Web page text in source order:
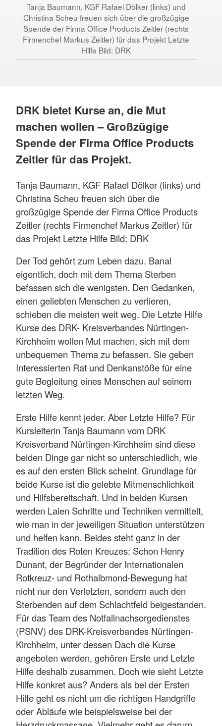
Tanja Baumann, KGF Rafael Dölker (links) und
Christina Scheu freuen sich über die großzügige
Spende der Firma Office Products Zeitler (rechts
Firmenchef Markus Zeitler) für das Projekt Letzte
Hilfe Bild: DRK
DRK bietet Kurse an, die Mut
machen wollen – Großzügige
Spende der Firma Office Products
Zeitler für das Projekt.
Tanja Baumann, KGF Rafael Dölker (links) und
Christina Scheu freuen sich über die
großzügige Spende der Firma Office Products
Zeitler (rechts Firmenchef Markus Zeitler) für
das Projekt Letzte Hilfe Bild: DRK
Der Tod gehört zum Leben dazu. Banal
eigentlich, doch mit dem Thema Sterben
befassen sich die wenigsten. Den Gedanken,
einen geliebten Menschen zu verlieren,
schieben die meisten weit weg. Die Letzte Hilfe
Kurse des DRK- Kreisverbandes Nürtingen-
Kirchheim wollen Mut machen, sich mit dem
unbequemen Thema zu befassen. Sie geben
Interessierten Rat und Denkanstöße für eine
gute Begleitung eines Menschen auf seinem
letzten Weg.
Erste Hilfe kennt jeder. Aber Letzte Hilfe? Für
Kursleiterin Tanja Baumann vom DRK
Kreisverband Nürtingen-Kirchheim sind diese
beiden Dinge gar nicht so unterschiedlich, wie
es auf den ersten Blick scheint. Grundlage für
beide Kurse ist die gelebte Mitmenschlichkeit
und Hilfsbereitschaft. Und in beiden Kursen
werden Laien Schritte und Techniken vermittelt,
wie man in der jeweiligen Situation unterstützen
und helfen kann. Beides steht ganz in der
Tradition des Roten Kreuzes: Schon Henry
Dunant, der Begründer der Internationalen
Rotkreuz- und Rothalbmond-Bewegung hat
nicht nur den Verletzten, sondern auch den
Sterbenden auf dem Schlachtfeld beigestanden.
Für das Team des Notfallnachsorgedienstes
(PSNV) des DRK-Kreisverbandes Nürtingen-
Kirchheim, unter dessen Dach die Kurse
angeboten werden, gehören Erste und Letzte
Hilfe deshalb zusammen. Doch wie sieht Letzte
Hilfe konkret aus? Anders als bei der Ersten
Hilfe geht es nicht um die richtigen Handgriffe
oder Abläufe wie beispielsweise bei der